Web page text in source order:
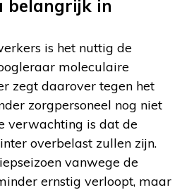
belangrijk in
is het nuttig de
moleculaire
zegt daarover tegen het
zorgpersoneel nog niet
verwachting is dat de
overbelast zullen zijn.
vanwege de
ernstig verloopt, maar